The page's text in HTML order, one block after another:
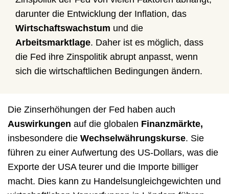
darunter die Entwicklung der Inflation, das
Wirtschaftswachstum und die
Arbeitsmarktlage. Daher ist es möglich, dass
die Fed ihre Zinspolitik abrupt anpasst, wenn
sich die wirtschaftlichen Bedingungen ändern.
Die Zinserhöhungen der Fed haben auch
Auswirkungen auf die globalen Finanzmärkte,
insbesondere die Wechselwährungskurse. Sie
führen zu einer Aufwertung des US-Dollars, was die
Exporte der USA teurer und die Importe billiger
macht. Dies kann zu Handelsungleichgewichten und